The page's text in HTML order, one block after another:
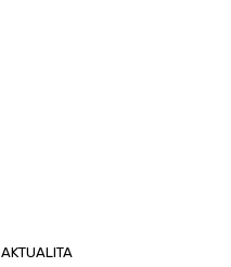
AKTUALITA